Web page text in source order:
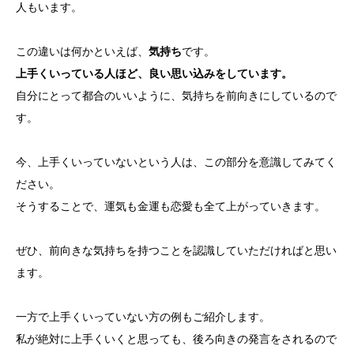
人もいます。
この違いは何かといえば、 気持ちです。
上手くいっている人ほど、良い思い込みをしています。
自分にとって都合のいいように、気持ちを前向きにしているので
す。
今、上手くいっていないという人は、この部分を意識してみてく
ださい。
そうすることで、運気も金運も恋愛も全て上がっていきます。
ぜひ、前向きな気持ちを持つことを認識していただければと思い
ます。
一方で上手くいっていない方の例もご紹介します。
私が絶対に上手くいくと思っても、後ろ向きの発言をされるので